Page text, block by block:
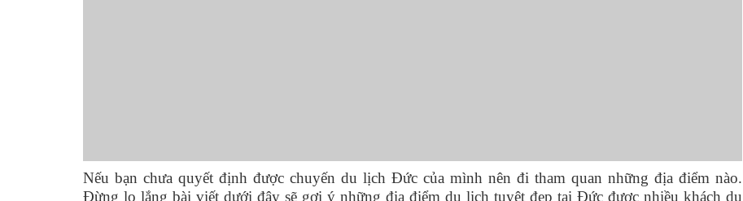
Nếu bạn chưa quyết định được chuyến du lịch Đức của mình nên đi tham quan những địa điểm nào.
Đừng lo lắng bài viết dưới đây sẽ gợi ý những địa điểm du lịch tuyệt đẹp tại Đức được nhiều khách du